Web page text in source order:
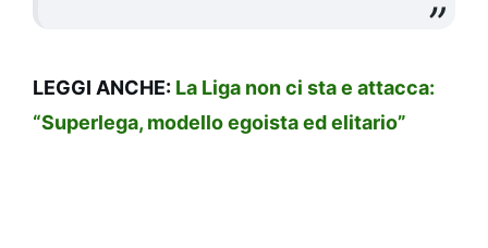
LEGGI ANCHE: La Liga non ci sta e attacca:
“Superlega, modello egoista ed elitario”